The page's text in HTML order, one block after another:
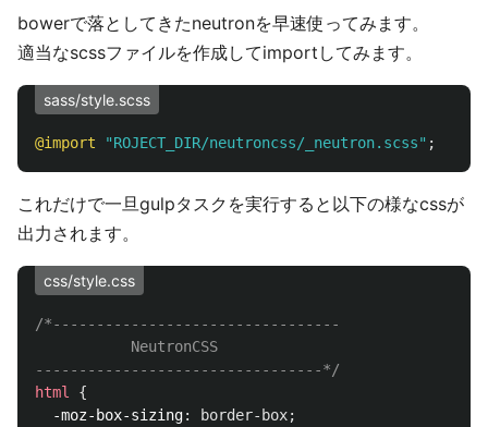
bowerで落としてきたneutronを早速使ってみます。
適当なscssファイルを作成してimportしてみます。
sass/style.scss
@import "ROJECT_DIR/neutroncss/_neutron.scss" ;
これだけで一旦gulpタスクを実行すると以下の様なcssが
出力されます。
css/style.css
/*---------------------------------
           NeutronCSS
---------------------------------*/
html
{
-moz-box-sizing: border-box;